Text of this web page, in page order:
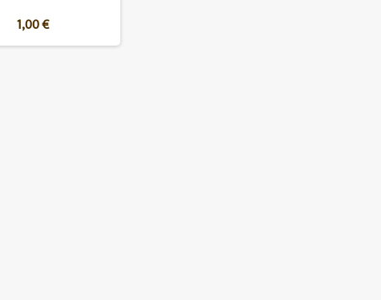
1,00 €